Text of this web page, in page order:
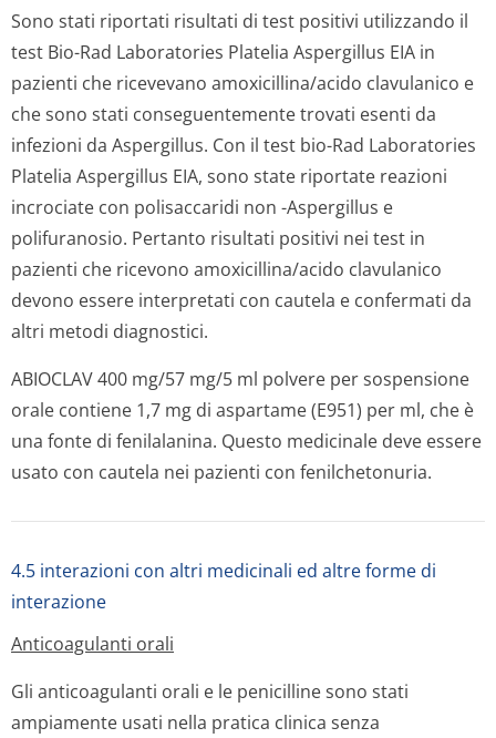
Sono stati riportati risultati di test positivi utilizzando il
test Bio-Rad Laboratories Platelia Aspergillus EIA in
pazienti che ricevevano amoxicillina/acido clavulanico e
che sono stati conseguentemente trovati esenti da
infezioni da Aspergillus. Con il test bio-Rad Laboratories
Platelia Aspergillus EIA, sono state riportate reazioni
incrociate con polisaccaridi non -Aspergillus e
polifuranosio. Pertanto risultati positivi nei test in
pazienti che ricevono amoxicillina/acido clavulanico
devono essere interpretati con cautela e confermati da
altri metodi diagnostici.
ABIOCLAV 400 mg/57 mg/5 ml polvere per sospensione
orale contiene 1,7 mg di aspartame (E951) per ml, che è
una fonte di fenilalanina. Questo medicinale deve essere
usato con cautela nei pazienti con fenilchetonuria.
4.5 interazioni con altri medicinali ed altre forme di
interazione
Anticoagulanti orali
Gli anticoagulanti orali e le penicilline sono stati
ampiamente usati nella pratica clinica senza